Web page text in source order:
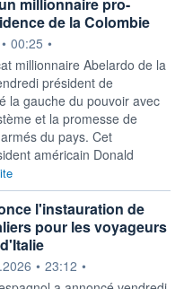
de la Colombie
par
• 00:25 •
millionnaire Abelardo de la
président de
la gauche du pouvoir avec
et la promesse de
du pays. Cet
américain Donald
l'instauration de
pour les voyageurs
par • 23:12 •